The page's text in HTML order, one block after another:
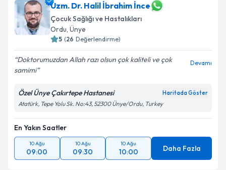
Uzm. Dr. Halil İbrahim İnce
Çocuk Sağlığı ve Hastalıkları
Ordu, Ünye
5 (26 Değerlendirme)
Doktorumuzdan Allah razı olsun çok kaliteli ve çok
samimi
Devamı
Özel Ünye Çakırtepe Hastanesi Haritada Göster
Atatürk, Tepe Yolu Sk. No:43, 52300 Ünye/Ordu, Turkey
En Yakın Saatler
10 Ağu
09:00
10 Ağu
09:30
10 Ağu
10:00 Daha Fazla